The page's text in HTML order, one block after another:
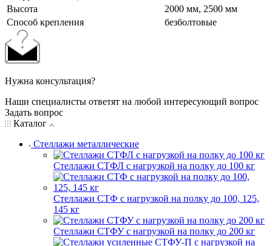
Высота
2000 мм, 2500 мм
Cпособ крепления
безболтовые
Нужна консультация?
Наши специалисты ответят на любой интересующий вопрос
Задать вопрос
Каталог
Стеллажи металлические
Стеллажи СТФЛ с нагрузкой на полку до 100 кг
Стеллажи СТФ с нагрузкой на полку до 100, 125,
145 кг
Стеллажи СТФУ с нагрузкой на полку до 200 кг